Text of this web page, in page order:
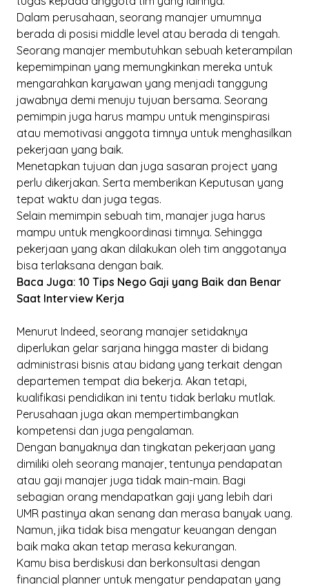
Dalam perusahaan, seorang manajer umumnya
berada di posisi middle level atau berada di tengah.
Seorang manajer membutuhkan sebuah keterampilan
kepemimpinan yang memungkinkan mereka untuk
mengarahkan karyawan yang menjadi tanggung
jawabnya demi menuju tujuan bersama. Seorang
pemimpin juga harus mampu untuk menginspirasi
atau memotivasi anggota timnya untuk menghasilkan
pekerjaan yang baik.
Menetapkan tujuan dan juga sasaran project yang
perlu dikerjakan. Serta memberikan Keputusan yang
tepat waktu dan juga tegas.
Selain memimpin sebuah tim, manajer juga harus
mampu untuk mengkoordinasi timnya. Sehingga
pekerjaan yang akan dilakukan oleh tim anggotanya
bisa terlaksana dengan baik.
Baca Juga: 10 Tips Nego Gaji yang Baik dan Benar
Saat Interview Kerja
Menurut Indeed, seorang manajer setidaknya
diperlukan gelar sarjana hingga master di bidang
administrasi bisnis atau bidang yang terkait dengan
departemen tempat dia bekerja. Akan tetapi,
kualifikasi pendidikan ini tentu tidak berlaku mutlak.
Perusahaan juga akan mempertimbangkan
kompetensi dan juga pengalaman.
Dengan banyaknya dan tingkatan pekerjaan yang
dimiliki oleh seorang manajer, tentunya pendapatan
atau gaji manajer juga tidak main-main. Bagi
sebagian orang mendapatkan gaji yang lebih dari
UMR pastinya akan senang dan merasa banyak uang.
Namun, jika tidak bisa mengatur keuangan dengan
baik maka akan tetap merasa kekurangan.
Kamu bisa berdiskusi dan berkonsultasi dengan
financial planner untuk mengatur pendapatan yang